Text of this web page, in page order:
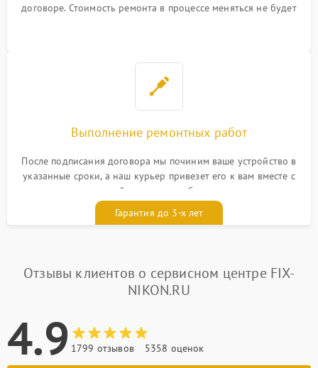
договоре. Стоимость ремонта в процессе меняться не будет
Выполнение ремонтных работ
После подписания договора мы починим ваше устройство в
указанные сроки, а наш курьер привезет его к вам вместе с
гарантийным талоном бесплатно
Гарантия до 3-х лет
Отзывы клиентов о сервисном центре FIX-
NIKON.RU
4.9 1799 отзывов 5358 оценок